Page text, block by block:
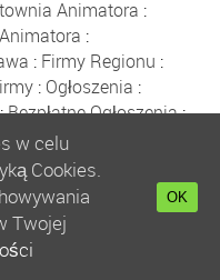
Animatora :
:
: Firmy Regionu :
: Ogłoszenia :
Bezpłatne Ogłoszenia:
:
:sklep animatora
Ogłoszenia
:
:Rumia
w celu
Cookies.
Twojej
OK